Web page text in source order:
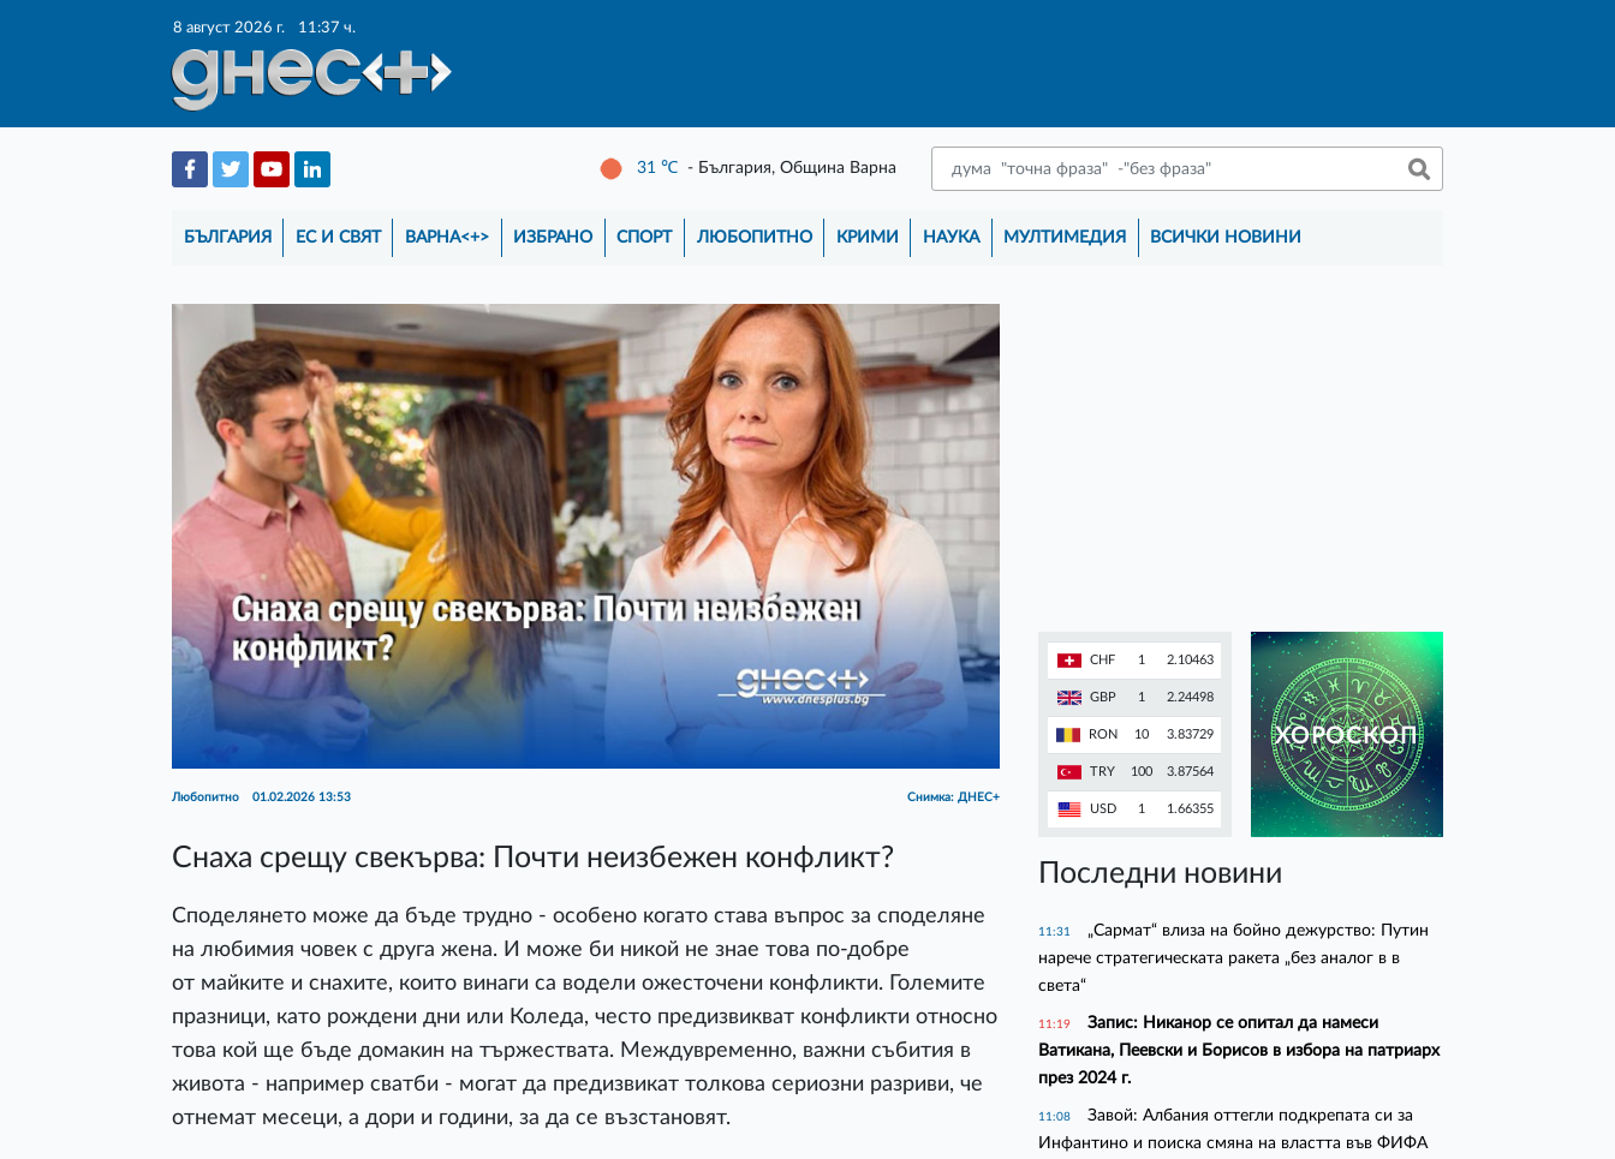
8 август 2026 г. 11:37 ч.
31 ℃ - България, Община Варна
БЪЛГАРИЯ ЕС И СВЯТ ВАРНА<+> ИЗБРАНО СПОРТ ЛЮБОПИТНО КРИМИ НАУКА МУЛТИМЕДИЯ ВСИЧКИ НОВИНИ
Любопитно 01.02.2026 13:53 Снимка: ДНЕС+
Снаха срещу свекърва: Почти неизбежен конфликт?
Споделянето може да бъде трудно - особено когато става въпрос за споделяне
на любимия човек с друга жена. И може би никой не знае това по-добре
от майките и снахите, които винаги са водели ожесточени конфликти. Големите
празници, като рождени дни или Коледа, често предизвикват конфликти относно
това кой ще бъде домакин на тържествата. Междувременно, важни събития в
живота - например сватби - могат да предизвикат толкова сериозни разриви, че
отнемат месеци, а дори и години, за да се възстановят.
CHF 1 2.10463
GBP 1 2.24498
RON 10 3.83729
TRY 100 3.87564
USD 1 1.66355
ХОРОСКОП
Последни новини
11:31
„Сармат“ влиза на бойно дежурство: Путин
нарече стратегическата ракета „без аналог в в
света“
11:19
Запис: Никанор се опитал да намеси
Ватикана, Пеевски и Борисов в избора на патриарх
през 2024 г.
11:08
Завой: Албания оттегли подкрепата си за
Инфантино и поиска смяна на властта във ФИФА